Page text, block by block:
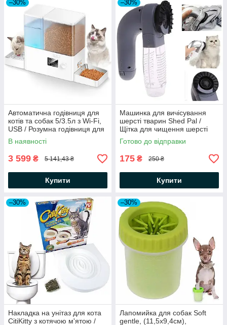
–30%
Автоматична годівниця для
котів та собак 5/3.5л з Wi-Fi,
USB / Розумна годівниця для
тварин / Автогодівниця
В наявності
3 599 ₴ 5 141,43 ₴
Купити
–30%
Машинка для вичісування
шерсті тварин Shed Pal /
Щітка для чищення шерсті
Готово до відправки
175 ₴ 250 ₴
Купити
–30%
Накладка на унітаз для кота
СitiKitty з котячою м'ятою /
–30%
Лапомийка для собак Soft
gentle, (11,5х9,4см),